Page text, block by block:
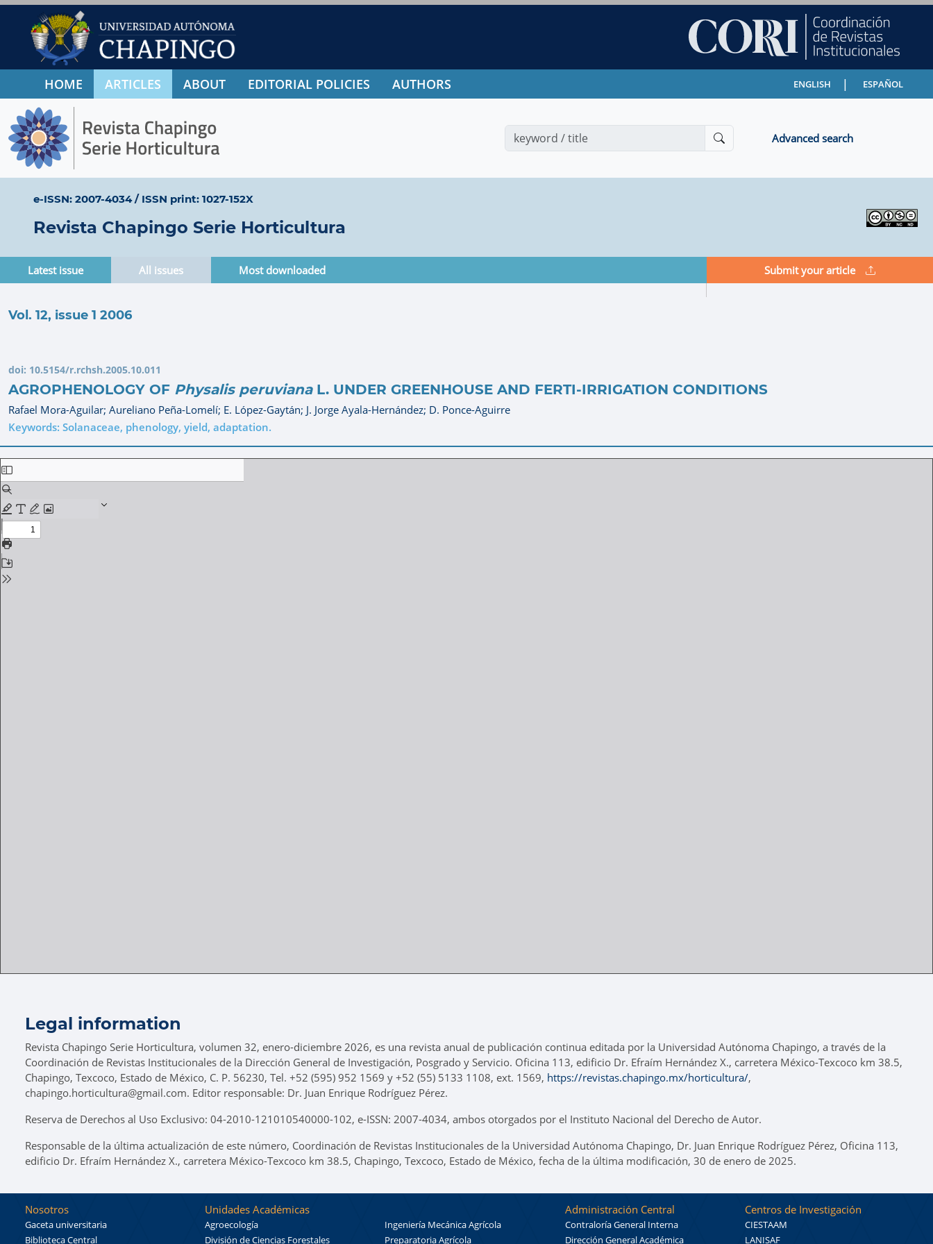
HOME ARTICLES ABOUT EDITORIAL POLICIES AUTHORS ENGLISH | ESPAÑOL
Advanced search
e-ISSN: 2007-4034/ ISSN print: 1027-152X
Revista Chapingo Serie Horticultura
Latest issue All issues Most downloaded Submit your article
Vol. 12, issue 1 2006
doi: 10.5154/r.rchsh.2005.10.011
AGROPHENOLOGY OF Physalis peruvianaL. UNDER GREENHOUSE AND FERTI-IRRIGATION CONDITIONS
Rafael Mora-Aguilar; Aureliano Peña-Lomelí; E. López-Gaytán; J. Jorge Ayala-Hernández; D. Ponce-Aguirre
Keywords: Solanaceae, phenology, yield, adaptation.
Legal information
Revista Chapingo Serie Horticultura, volumen 32, enero-diciembre 2026, es una revista anual de publicación continua editada por la Universidad Autónoma Chapingo, a través de la
Coordinación de Revistas Institucionales de la Dirección General de Investigación, Posgrado y Servicio. Oficina 113, edificio Dr. Efraím Hernández X., carretera México-Texcoco km 38.5,
Chapingo, Texcoco, Estado de México, C. P. 56230, Tel. +52 (595) 952 1569 y +52 (55) 5133 1108, ext. 1569, https://revistas.chapingo.mx/horticultura/,
chapingo.horticultura@gmail.com. Editor responsable: Dr. Juan Enrique Rodríguez Pérez.
Reserva de Derechos al Uso Exclusivo: 04-2010-121010540000-102, e-ISSN: 2007-4034, ambos otorgados por el Instituto Nacional del Derecho de Autor.
Responsable de la última actualización de este número, Coordinación de Revistas Institucionales de la Universidad Autónoma Chapingo, Dr. Juan Enrique Rodríguez Pérez, Oficina 113,
edificio Dr. Efraím Hernández X., carretera México-Texcoco km 38.5, Chapingo, Texcoco, Estado de México, fecha de la última modificación, 30 de enero de 2025.
Nosotros
Gaceta universitaria
Biblioteca Central
Unidades Académicas
Agroecología
División de Ciencias Forestales
Ingeniería Mecánica Agrícola
Preparatoria Agrícola
Administración Central
Contraloría General Interna
Dirección General Académica
Centros de Investigación
CIESTAAM
LANISAF